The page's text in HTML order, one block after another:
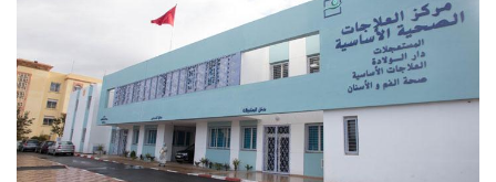
Centro De Reeducación Y De
Readaptación Funcional Ain Chock -
Casablanca